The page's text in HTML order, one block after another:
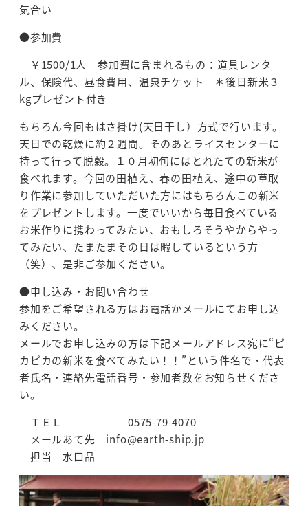
気合い
●参加費
￥1500/1人 参加費に含まれるもの：道具レンタ
ル、保険代、昼食費用、温泉チケット ＊後日新米３
kgプレゼント付き
もちろん今回もはさ掛け(天日干し）方式で行います。
天日での乾燥に約２週間。そのあとライスセンターに
持って行って脱穀。１０月初旬にはとれたての新米が
食べれます。今回の田植え、春の田植え、途中の草取
り作業に参加していただいた方にはもちろんこの新米
をプレゼントします。一度でいいから毎日食べている
お米作りに携わってみたい、おもしろそうやからやっ
てみたい、たまたまその日は暇しているという方
（笑）、是非ご参加ください。
●申し込み・お問い合わせ
参加をご希望される方はお電話かメールにてお申し込
みください。
メールでお申し込みの方は下記メールアドレス宛に“ピ
カピカの新米を食べてみたい！！”という件名で・代表
者氏名・連絡先電話番号・参加者数をお知らせくださ
い。
ＴＥＬ 0575-79-4070
メールあて先 info@earth-ship.jp
担当 水口晶